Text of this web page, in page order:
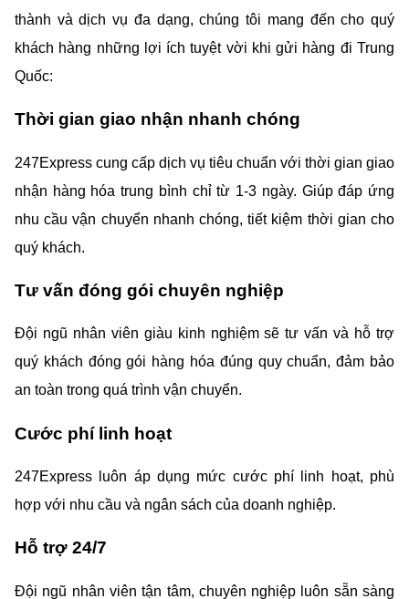
thành và dịch vụ đa dạng, chúng tôi mang đến cho quý
khách hàng những lợi ích tuyệt vời khi gửi hàng đi Trung
Quốc:
Thời gian giao nhận nhanh chóng
247Express cung cấp dịch vụ tiêu chuẩn với thời gian giao
nhận hàng hóa trung bình chỉ từ 1-3 ngày. Giúp đáp ứng
nhu cầu vận chuyển nhanh chóng, tiết kiệm thời gian cho
quý khách.
Tư vấn đóng gói chuyên nghiệp
Đội ngũ nhân viên giàu kinh nghiệm sẽ tư vấn và hỗ trợ
quý khách đóng gói hàng hóa đúng quy chuẩn, đảm bảo
an toàn trong quá trình vận chuyển.
Cước phí linh hoạt
247Express luôn áp dụng mức cước phí linh hoạt, phù
hợp với nhu cầu và ngân sách của doanh nghiệp.
Hỗ trợ 24/7
Đội ngũ nhân viên tận tâm, chuyên nghiệp luôn sẵn sàng